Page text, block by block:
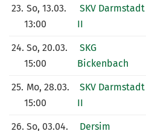
23. So, 13.03.
13:00
SKV Darmstadt
II
24. So, 20.03.
15:00
SKG
Bickenbach
25. Mo, 28.03.
15:00
SKV Darmstadt
II
26. So, 03.04. Dersim